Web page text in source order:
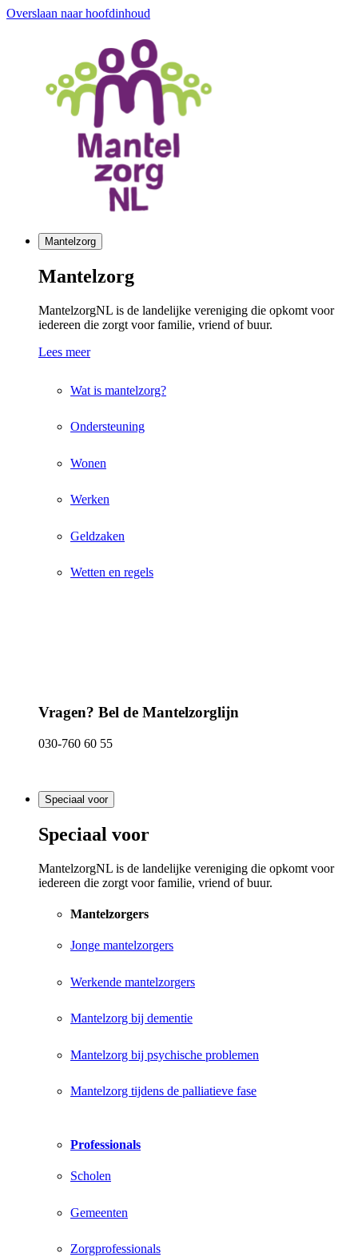
Overslaan naar hoofdinhoud
Mantelzorg
Mantelzorg
MantelzorgNL is de landelijke vereniging die opkomt voor
iedereen die zorgt voor familie, vriend of buur.
Lees meer
Wat is mantelzorg?
Ondersteuning
Wonen
Werken
Geldzaken
Wetten en regels
Vragen? Bel de Mantelzorglijn
030-760 60 55
Speciaal voor
Speciaal voor
MantelzorgNL is de landelijke vereniging die opkomt voor
iedereen die zorgt voor familie, vriend of buur.
Mantelzorgers
Jonge mantelzorgers
Werkende mantelzorgers
Mantelzorg bij dementie
Mantelzorg bij psychische problemen
Mantelzorg tijdens de palliatieve fase
Professionals
Scholen
Gemeenten
Zorgprofessionals